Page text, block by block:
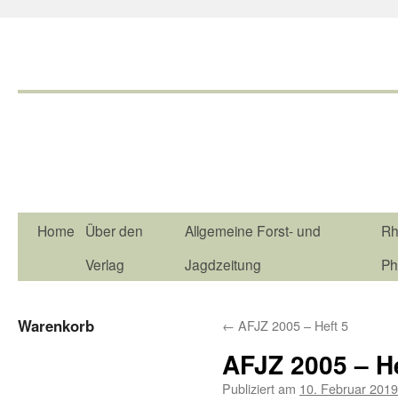
Home
Über den
Verlag
Allgemeine Forst- und
Jagdzeitung
← AFJZ 2005 – Heft 5
AFJZ 2005 –
Publiziert am 10. Februar 2019
Warenkorb